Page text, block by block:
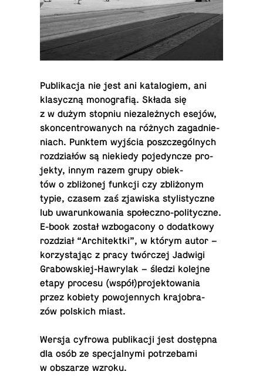
Pu­bli­ka­cja nie jest ani ka­ta­lo­giem, ani
kla­sycz­ną mo­no­gra­fią. Składa się
z w dużym stopniu nie­za­leż­nych esejów,
skon­cen­tro­wa­nych na różnych za­gad­nie­
niach. Punktem wyjścia po­szcze­gól­nych
roz­dzia­łów są nie­kie­dy po­je­dyn­cze pro­
jek­ty, innym razem grupy obiek­
tów o zbli­żo­nej funkcji czy zbli­żo­nym
typie, czasem zaś zja­wi­ska sty­li­stycz­ne
lub uwa­run­ko­wa­nia spo­łecz­no-po­li­tycz­ne.
E-book został wzbo­ga­co­ny o do­dat­ko­wy
roz­dział “Ar­chi­tekt­ki”, w którym autor –
ko­rzy­sta­jąc z pracy twór­czej Jadwigi
Gra­bow­skiej-Haw­ry­lak – śledzi kolejne
etapy procesu (współ)pro­jek­to­wa­nia
przez kobiety po­wo­jen­nych kra­jo­bra­
zów pol­skich miast.
Wersja cyfrowa pu­bli­ka­cji jest do­stęp­na
dla osób ze spe­cjal­ny­mi po­trze­ba­mi
w ob­sza­rze wzroku.